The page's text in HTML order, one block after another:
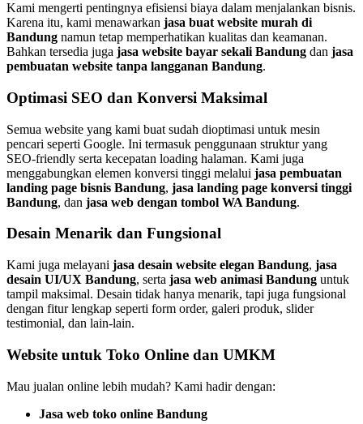
Kami mengerti pentingnya efisiensi biaya dalam menjalankan bisnis.
Karena itu, kami menawarkan jasa buat website murah di
Bandung namun tetap memperhatikan kualitas dan keamanan.
Bahkan tersedia juga jasa website bayar sekali Bandung dan jasa
pembuatan website tanpa langganan Bandung.
Optimasi SEO dan Konversi Maksimal
Semua website yang kami buat sudah dioptimasi untuk mesin
pencari seperti Google. Ini termasuk penggunaan struktur yang
SEO-friendly serta kecepatan loading halaman. Kami juga
menggabungkan elemen konversi tinggi melalui jasa pembuatan
landing page bisnis Bandung, jasa landing page konversi tinggi
Bandung, dan jasa web dengan tombol WA Bandung.
Desain Menarik dan Fungsional
Kami juga melayani jasa desain website elegan Bandung, jasa
desain UI/UX Bandung, serta jasa web animasi Bandung untuk
tampil maksimal. Desain tidak hanya menarik, tapi juga fungsional
dengan fitur lengkap seperti form order, galeri produk, slider
testimonial, dan lain-lain.
Website untuk Toko Online dan UMKM
Mau jualan online lebih mudah? Kami hadir dengan:
Jasa web toko online Bandung